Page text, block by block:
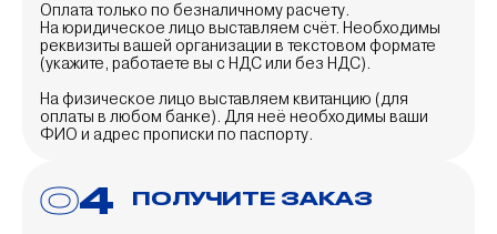
Оплата только по безналичному расчету.
На юридическое лицо выставляем счёт. Необходимы
реквизиты вашей организации в текстовом формате
(укажите, работаете вы с НДС или без НДС).
На физическое лицо выставляем квитанцию (для
оплаты в любом банке). Для неё необходимы ваши
ФИО и адрес прописки по паспорту.
4 ПОЛУЧИТЕ ЗАКАЗ